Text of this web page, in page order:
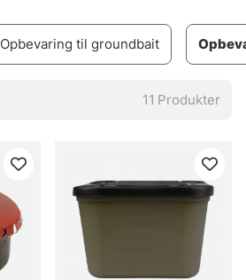
Opbevaring til groundbait
11 Produkter